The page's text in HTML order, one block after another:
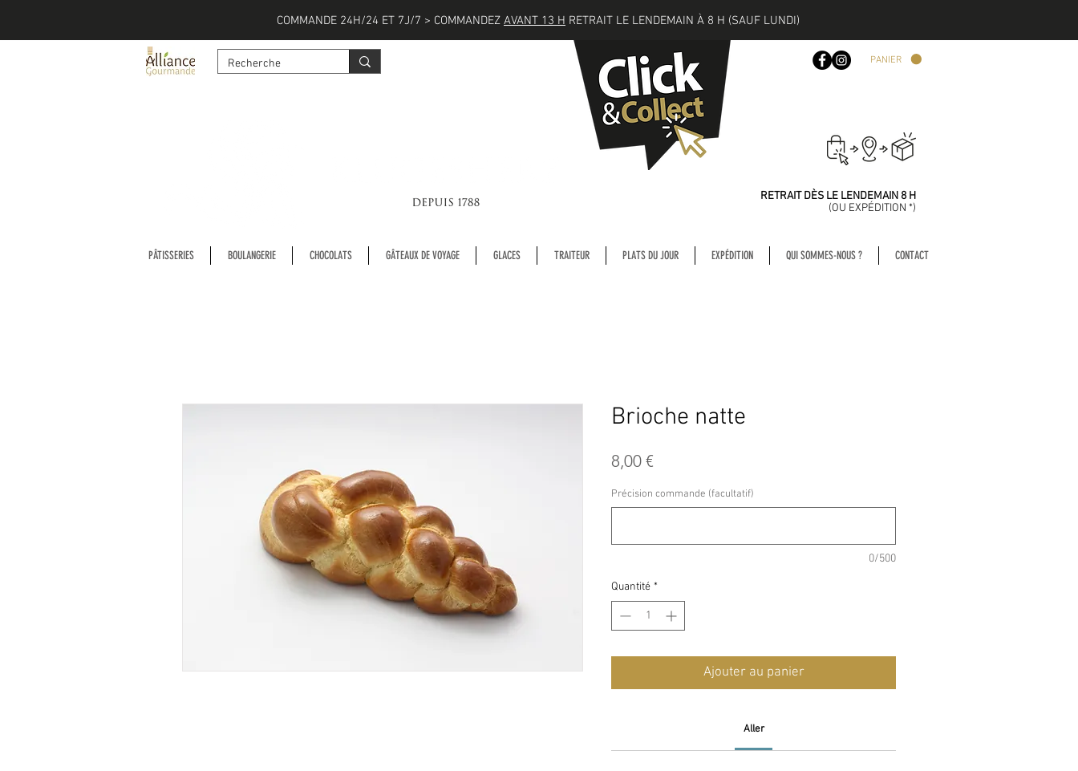
COMMANDE 24H/24 ET 7J/7 > COMMANDEZ AVANT 13 H RETRAIT LE LENDEMAIN À 8 H (SAUF LUNDI)
RETRAIT DÈS LE LENDEMAIN 8 H
(OU EXPÉDITION *)
PANIER
PÂTISSERIES BOULANGERIE CHOCOLATS GÂTEAUX DE VOYAGE GLACES TRAITEUR PLATS DU JOUR EXPÉDITION QUI SOMMES-NOUS ? CONTACT
Brioche natte
8,00 €
Précision commande (facultatif)
0/500
Quantité *
Ajouter au panier
Aller